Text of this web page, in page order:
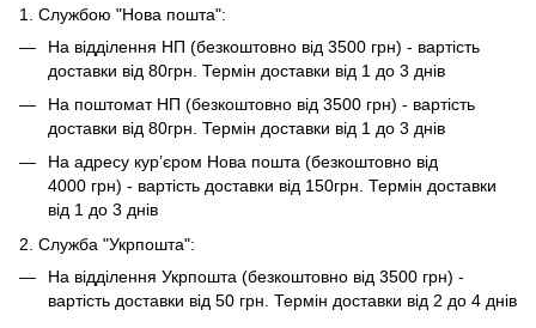
1. Службою "Нова пошта":
На відділення НП (безкоштовно від 3500 грн) - вартість
доставки від 80грн. Термін доставки від 1 до 3 днів
На поштомат НП (безкоштовно від 3500 грн) - вартість
доставки від 80грн. Термін доставки від 1 до 3 днів
На адресу кур’єром Нова пошта (безкоштовно від
4000 грн) - вартість доставки від 150грн. Термін доставки
від 1 до 3 днів
2. Служба "Укрпошта":
На відділення Укрпошта (безкоштовно від 3500 грн) -
вартість доставки від 50 грн. Термін доставки від 2 до 4 днів